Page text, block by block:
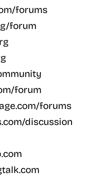
forums
forum
forum
forums
discussion